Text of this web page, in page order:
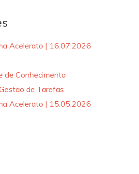
Acelerato | 16.07.2026
de Conhecimento
de Tarefas
Acelerato | 15.05.2026